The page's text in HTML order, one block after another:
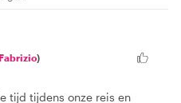
)
tijd tijdens onze reis en